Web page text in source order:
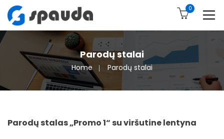
0
Parodų stalai
Home Parodų stalai
Parodų stalas „Promo 1“ su viršutine lentyna